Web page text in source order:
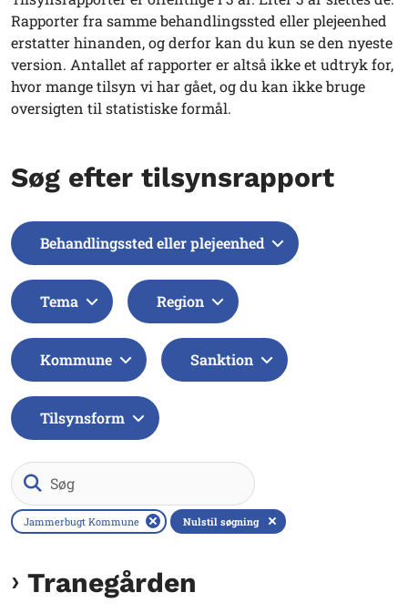
Rapporter fra samme behandlingssted eller plejeenhed
erstatter hinanden, og derfor kan du kun se den nyeste
version. Antallet af rapporter er altså ikke et udtryk for,
hvor mange tilsyn vi har gået, og du kan ikke bruge
oversigten til statistiske formål.
Søg efter tilsynsrapport
Jammerbugt Kommune Nulstil søgning
Behandlingssted eller plejeenhed
Tema Region
Kommune Sanktion
Tilsynsform
Tranegården